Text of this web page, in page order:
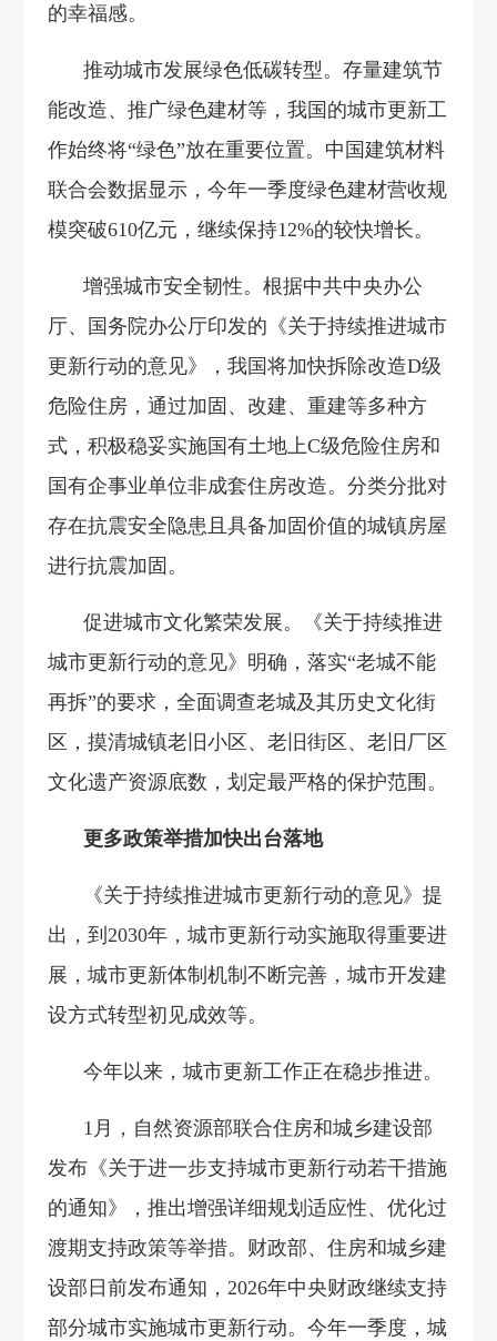
的幸福感。
推动城市发展绿色低碳转型。存量建筑节
能改造、推广绿色建材等，我国的城市更新工
作始终将“绿色”放在重要位置。中国建筑材料
联合会数据显示，今年一季度绿色建材营收规
模突破610亿元，继续保持12%的较快增长。
增强城市安全韧性。根据中共中央办公
厅、国务院办公厅印发的《关于持续推进城市
更新行动的意见》，我国将加快拆除改造D级
危险住房，通过加固、改建、重建等多种方
式，积极稳妥实施国有土地上C级危险住房和
国有企事业单位非成套住房改造。分类分批对
存在抗震安全隐患且具备加固价值的城镇房屋
进行抗震加固。
促进城市文化繁荣发展。《关于持续推进
城市更新行动的意见》明确，落实“老城不能
再拆”的要求，全面调查老城及其历史文化街
区，摸清城镇老旧小区、老旧街区、老旧厂区
文化遗产资源底数，划定最严格的保护范围。
更多政策举措加快出台落地
《关于持续推进城市更新行动的意见》提
出，到2030年，城市更新行动实施取得重要进
展，城市更新体制机制不断完善，城市开发建
设方式转型初见成效等。
今年以来，城市更新工作正在稳步推进。
1月，自然资源部联合住房和城乡建设部
发布《关于进一步支持城市更新行动若干措施
的通知》，推出增强详细规划适应性、优化过
渡期支持政策等举措。财政部、住房和城乡建
设部日前发布通知，2026年中央财政继续支持
部分城市实施城市更新行动。今年一季度，城